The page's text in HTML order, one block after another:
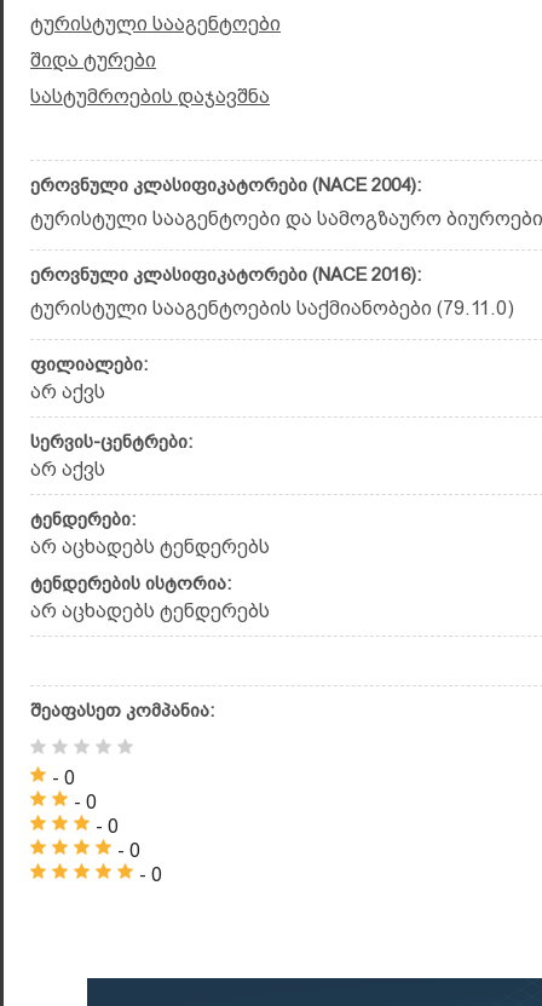
ტურისტული სააგენტოები
შიდა ტურები
სასტუმროების დაჯავშნა
ეროვნული კლასიფიკატორები (NACE 2004):
ტურისტული სააგენტოები და სამოგზაურო
ეროვნული კლასიფიკატორები (NACE 2016):
ტურისტული სააგენტოების საქმიანობები (79.11.0)
ფილიალები:
არ აქვს
სერვის-ცენტრები:
არ აქვს
ტენდერები:
არ აცხადებს ტენდერებს
ტენდერების ისტორია:
არ აცხადებს ტენდერებს
შეაფასეთ კომპანია:
- 0
- 0
- 0
- 0
- 0